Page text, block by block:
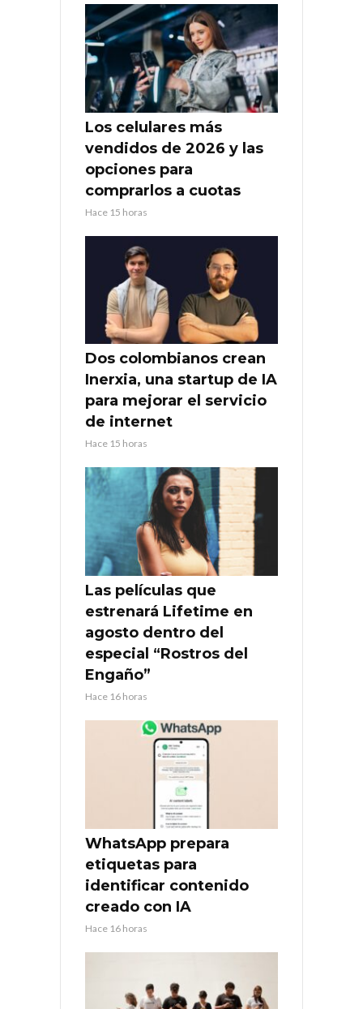
Los celulares más
vendidos de 2026 y las
opciones para
comprarlos a cuotas
Hace 15 horas
Dos colombianos crean
Inerxia, una startup de IA
para mejorar el servicio
de internet
Hace 15 horas
Las películas que
estrenará Lifetime en
agosto dentro del
especial “Rostros del
Engaño”
Hace 16 horas
WhatsApp prepara
etiquetas para
identificar contenido
creado con IA
Hace 16 horas